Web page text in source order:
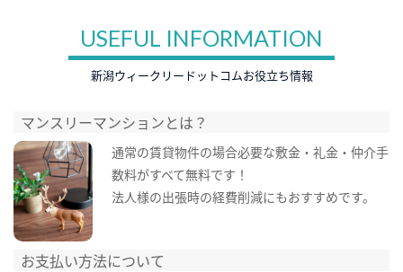
USEFUL INFORMATION
新潟ウィークリードットコムお役立ち情報
マンスリーマンションとは？
通常の賃貸物件の場合必要な敷金・礼金・仲介手
数料がすべて無料です！
法人様の出張時の経費削減にもおすすめです。
お支払い方法について